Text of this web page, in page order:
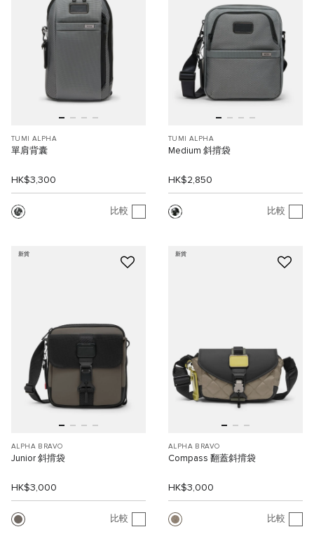
TUMI ALPHA
單肩背囊
HK$3,300
比較
TUMI ALPHA
Medium 斜揹袋
HK$2,850
比較
新貨
ALPHA BRAVO
Junior 斜揹袋
HK$3,000
比較
新貨
ALPHA BRAVO
Compass 翻蓋斜揹袋
HK$3,000
比較